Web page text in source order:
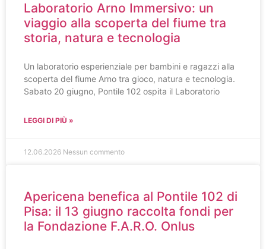
Laboratorio Arno Immersivo: un
viaggio alla scoperta del fiume tra
storia, natura e tecnologia
Un laboratorio esperienziale per bambini e ragazzi alla
scoperta del fiume Arno tra gioco, natura e tecnologia.
Sabato 20 giugno, Pontile 102 ospita il Laboratorio
LEGGI DI PIÙ »
12.06.2026 Nessun commento
Apericena benefica al Pontile 102 di
Pisa: il 13 giugno raccolta fondi per
la Fondazione F.A.R.O. Onlus